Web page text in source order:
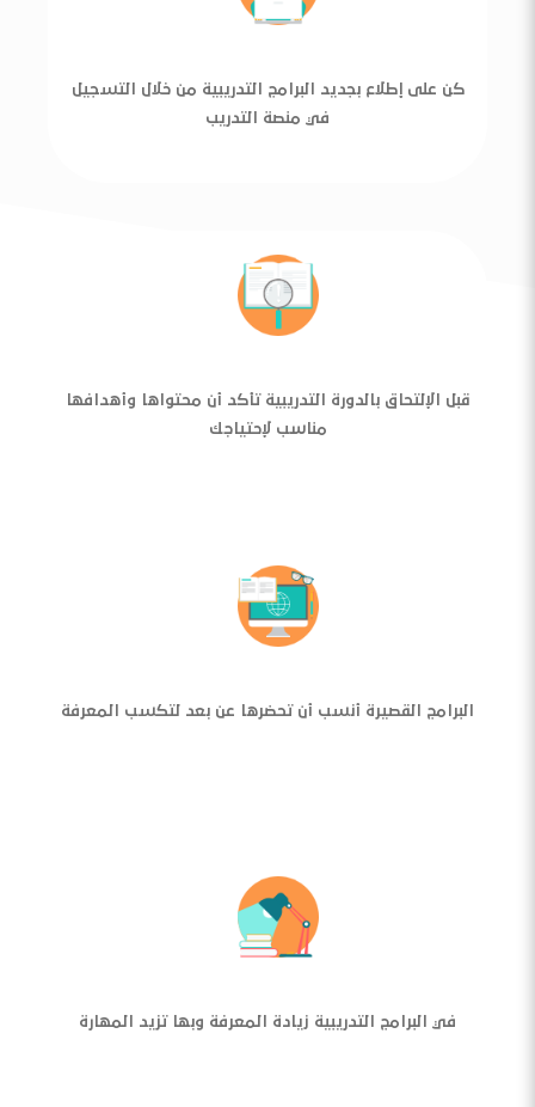
كن على إطلاع بجديد البرامج التدريبية من خلال التسجيل
في منصة التدريب
قبل الإلتحاق بالدورة التدريبية تأكد أن محتواها وأهدافها
مناسب لإحتياجك
البرامج القصيرة أنسب أن تحضرها عن بعد لتكسب المعرفة
في البرامج التدريبية زيادة المعرفة وبها تزيد المهارة